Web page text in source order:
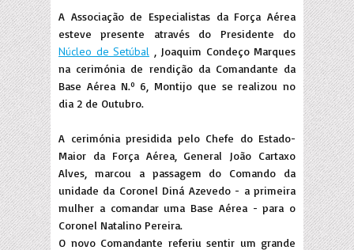
A Associação de Especialistas da Força Aérea
esteve presente através do Presidente do
Núcleo de Setúbal , Joaquim Condeço Marques
na cerimónia de rendição da Comandante da
Base Aérea N.º 6, Montijo que se realizou no
dia 2 de Outubro.
A cerimónia presidida pelo Chefe do Estado-
Maior da Força Aérea, General João Cartaxo
Alves, marcou a passagem do Comando da
unidade da Coronel Diná Azevedo - a primeira
mulher a comandar uma Base Aérea - para o
Coronel Natalino Pereira.
O novo Comandante referiu sentir um grande